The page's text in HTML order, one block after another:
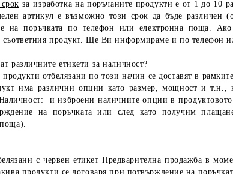
за изработка на поръчаните продукти е от 1 до 10
артикул е възможно този срок да бъде
на поръчката по телефон или електронна поща.
съответния продукт. Ще Ви информираме и по телефон
различните етикети за наличност?
продукти отбелязани по този начин се доставят в
има различни опции като размер, мощност и т.н.,
и изброени наличните опции в
на поръчката или след като получим
поща).
с червен етикетПредварителна продажба в
продукти се договаря при потвърждение на